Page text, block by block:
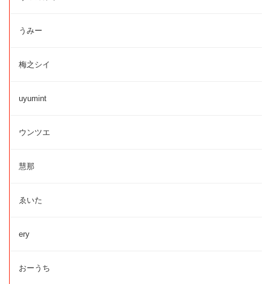
うみー
梅之シイ
uyumint
ウンツエ
慧那
ゑいた
ery
おーうち